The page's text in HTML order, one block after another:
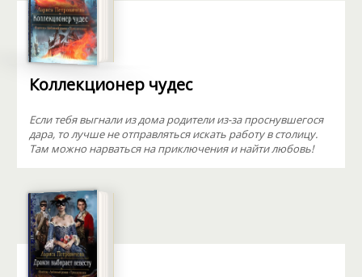
Коллекционер чудес
Если тебя выгнали из дома родители из-за проснувшегося
дара, то лучше не отправляться искать работу в столицу.
Там можно нарваться на приключения и найти любовь!